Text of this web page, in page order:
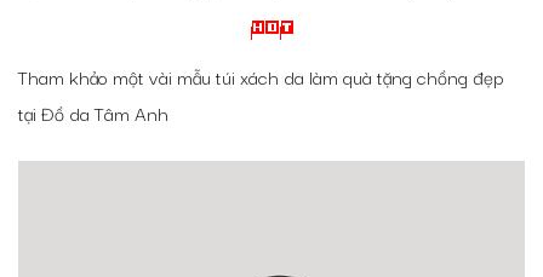
Tham khảo một vài mẫu túi xách da làm quà tặng chồng đẹp
tại Đồ da Tâm Anh